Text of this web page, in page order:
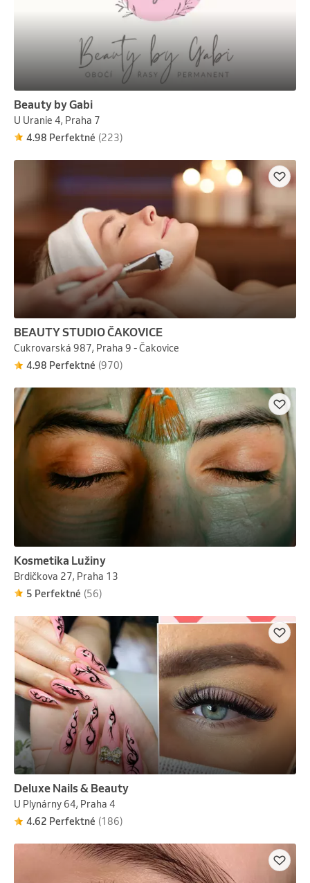
Beauty by Gabi
U Uranie 4, Praha 7
4.98 Perfektné (223)
BEAUTY STUDIO ČAKOVICE
Cukrovarská 987, Praha 9 - Čakovice
4.98 Perfektné (970)
Kosmetika Lužiny
Brdičkova 27, Praha 13
5 Perfektné (56)
Deluxe Nails & Beauty
U Plynárny 64, Praha 4
4.62 Perfektné (186)